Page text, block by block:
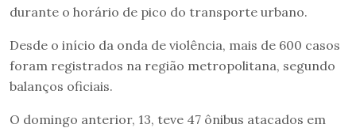
durante o horário de pico do transporte urbano.
Desde o início da onda de violência, mais de 600 casos
foram registrados na região metropolitana, segundo
balanços oficiais.
O domingo anterior, 13, teve 47 ônibus atacados em